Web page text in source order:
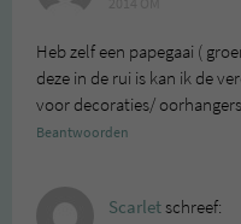
Heb zelf een papegaai (
deze in de rui is kan ik de
voor decoraties/
Beantwoorden
Scarletschreef: